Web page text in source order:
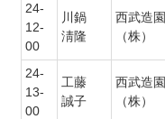
24-
12-
00
川鍋
淸隆
西武造園
（株）
24-
13-
00
工藤
誠子
西武造園
（株）